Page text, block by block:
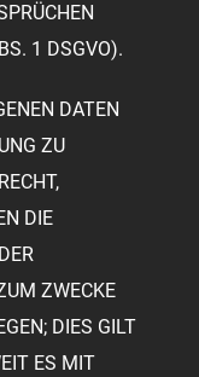
1 DSGVO).
DATEN
ZU
DIE
ZWECKE
DIES GILT
ES MIT